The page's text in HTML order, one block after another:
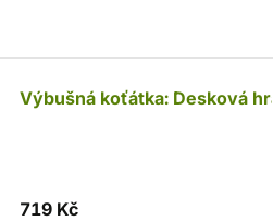
Výbušná koťátka: Desková hra
719 Kč